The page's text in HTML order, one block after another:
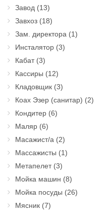
Завод (13)
Завхоз (18)
Зам. директора (1)
Инсталятор (3)
Кабат(3)
Кассиры (12)
Кладовщик (3)
Коах Эзер (санитар) (2)
Кондитер (6)
Маляр (6)
Масажист/а (2)
Массажисты (1)
Метапелет(3)
Мойка машин (8)
Мойка посуды (26)
Мясник (7)